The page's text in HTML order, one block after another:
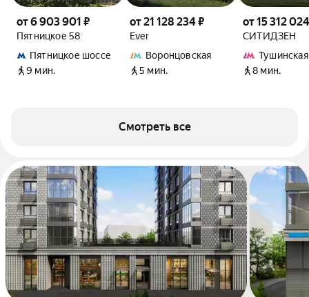
от 6 903 901 ₽
Пятницкое 58
Пятницкое шоссе
9 мин.
от 21 128 234 ₽
Ever
Воронцовская
5 мин.
от 15 312
СИТИДЗЕН
Тушинская
8 мин.
Смотреть все